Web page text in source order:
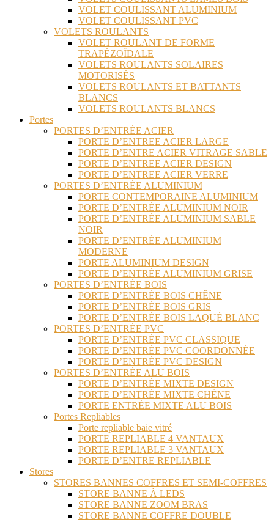
VOLET COULISSANT ALUMINIUM
VOLET COULISSANT PVC
VOLETS ROULANTS
VOLET ROULANT DE FORME
TRAPÉZOÏDALE
VOLETS ROULANTS SOLAIRES
MOTORISÉS
VOLETS ROULANTS ET BATTANTS
BLANCS
VOLETS ROULANTS BLANCS
Portes
PORTES D’ENTRÉE ACIER
PORTE D’ENTREE ACIER LARGE
PORTE D’ENTRE ACIER VITRAGE SABLE
PORTE D’ENTREE ACIER DESIGN
PORTE D’ENTREE ACIER VERRE
PORTES D’ENTRÉE ALUMINIUM
PORTE CONTEMPORAINE ALUMINIUM
PORTE D’ENTRÉE ALUMINIUM NOIR
PORTE D’ENTRÉE ALUMINIUM SABLE
NOIR
PORTE D’ENTRÉE ALUMINIUM
MODERNE
PORTE ALUMINIUM DESIGN
PORTE D’ENTRÉE ALUMINIUM GRISE
PORTES D’ENTRÉE BOIS
PORTE D’ENTRÉE BOIS CHÊNE
PORTE D’ENTRÉE BOIS GRIS
PORTE D’ENTRÉE BOIS LAQUÉ BLANC
PORTES D’ENTRÉE PVC
PORTE D’ENTRÉE PVC CLASSIQUE
PORTE D’ENTRÉE PVC COORDONNÉE
PORTE D’ENTRÉE PVC DESIGN
PORTES D’ENTRÉE ALU BOIS
PORTE D’ENTRÉE MIXTE DESIGN
PORTE D’ENTRÉE MIXTE CHÊNE
PORTE ENTRÉE MIXTE ALU BOIS
Portes Repliables
Porte repliable baie vitré
PORTE REPLIABLE 4 VANTAUX
PORTE REPLIABLE 3 VANTAUX
PORTE D’ENTRE REPLIABLE
Stores
STORES BANNES COFFRES ET SEMI-COFFRES
STORE BANNE À LEDS
STORE BANNE ZOOM BRAS
STORE BANNE COFFRE DOUBLE